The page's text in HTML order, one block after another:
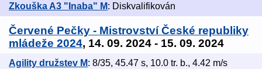
Zkouška A3 "Inaba" M: Diskvalifikován
Červené Pečky - Mistrovství České republiky
mládeže 2024, 14. 09. 2024 - 15. 09. 2024
Agility družstev M: 8/35, 45.47 s, 10.0 tr. b., 4.42 m/s